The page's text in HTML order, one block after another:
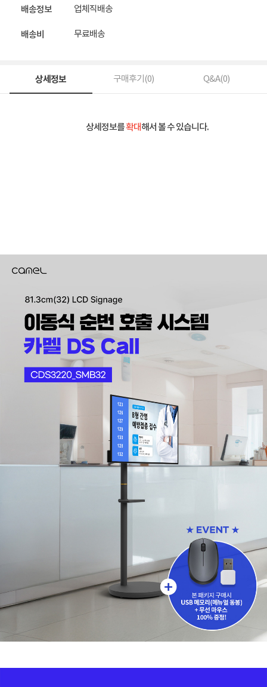
배송정보 업체직배송
배송비 무료배송
상세정보 구매후기(0) Q&A(0)
상세정보를확대해서 볼 수 있습니다.